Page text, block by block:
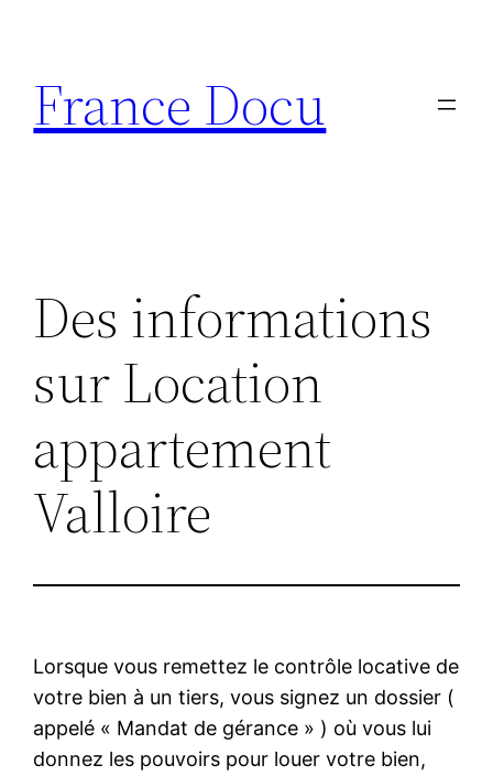
contenu
France Docu
Des informations
sur Location
appartement
Valloire
Lorsque vous remettez le contrôle locative de
votre bien à un tiers, vous signez un dossier (
appelé « Mandat de gérance » ) où vous lui
donnez les pouvoirs pour louer votre bien,